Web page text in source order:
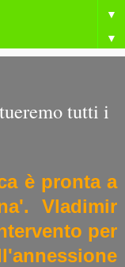
▼
▼
tutti i
è pronta a
Vladimir
per